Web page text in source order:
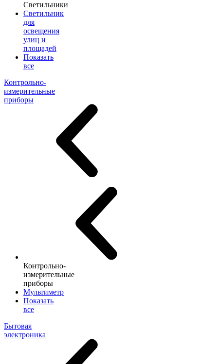
Светильники
Светильник
для
освещения
улиц и
площадей
Показать
все
Контрольно-
измерительные
приборы
Контрольно-
измерительные
приборы
Мультиметр
Показать
все
Бытовая
электроника